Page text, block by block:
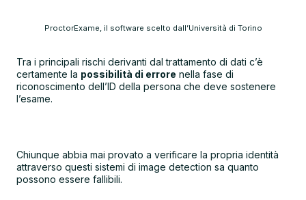
ProctorExame, il software scelto dall’Università di Torino
Tra i principali rischi derivanti dal trattamento di dati c’è
certamente la possibilità di errore nella fase di
riconoscimento dell’ID della persona che deve sostenere
l’esame.
Chiunque abbia mai provato a verificare la propria identità
attraverso questi sistemi di image detection sa quanto
possono essere fallibili.